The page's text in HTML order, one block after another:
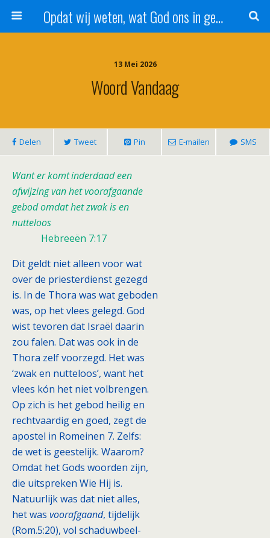
Opdat wij weten, wat God ons in genade schenkt!
13 Mei 2026
Woord Vandaag
Delen Tweet Pin E-mailen SMS
Want er komtinderdaad een
afwijzing van het voorafgaande
gebod omdat het zwak is en
nutteloos
Hebreeën 7:17
Dit geldt niet alleen voor wat
over de priesterdienst gezegd
is. In de Thora was wat geboden
was, op het vlees gelegd. God
wist tevoren dat Israël daarin
zou falen. Dat was ook in de
Thora zelf voorzegd. Het was
‘zwak en nutteloos’, want het
vlees kón het niet volbrengen.
Op zich is het gebod heilig en
rechtvaardig en goed, zegt de
apostel in Romeinen 7. Zelfs:
de wet is geestelijk. Waarom?
Omdat het Gods woorden zijn,
die uitspreken Wie Hij is.
Natuurlijk was dat niet alles,
het was voorafgaand, tijdelijk
(Rom.5:20), vol schaduwbeel-